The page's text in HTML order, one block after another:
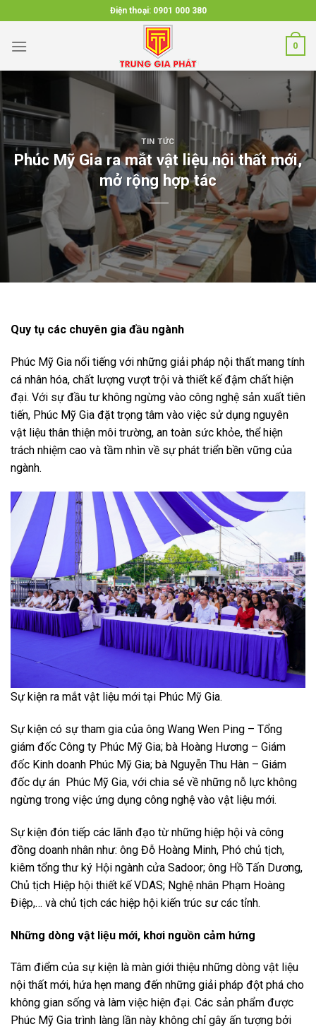
to
content
Điện thoại: 0901 000 380
0
TIN TỨC
Phúc Mỹ Gia ra mắt vật liệu nội thất mới,
mở rộng hợp tác
Quy tụ các chuyên gia đầu ngành
Phúc Mỹ Gia nổi tiếng với những giải pháp nội thất mang tính
cá nhân hóa, chất lượng vượt trội và thiết kế đậm chất hiện
đại. Với sự đầu tư không ngừng vào công nghệ sản xuất tiên
tiến, Phúc Mỹ Gia đặt trọng tâm vào việc sử dụng nguyên
vật liệu thân thiện môi trường, an toàn sức khỏe, thể hiện
trách nhiệm cao và tầm nhìn về sự phát triển bền vững của
ngành.
Sự kiện ra mắt vật liệu mới tại Phúc Mỹ Gia.
Sự kiện có sự tham gia của ông Wang Wen Ping – Tổng
giám đốc Công ty Phúc Mỹ Gia; bà Hoàng Hương – Giám
đốc Kinh doanh Phúc Mỹ Gia; bà Nguyễn Thu Hàn – Giám
đốc dự án Phúc Mỹ Gia, với chia sẻ về những nỗ lực không
ngừng trong việc ứng dụng công nghệ vào vật liệu mới.
Sự kiện đón tiếp các lãnh đạo từ những hiệp hội và công
đồng doanh nhân như: ông Đỗ Hoàng Minh, Phó chủ tịch,
kiêm tổng thư ký Hội ngành cửa Sadoor; ông Hồ Tấn Dương,
Chủ tịch Hiệp hội thiết kế VDAS; Nghệ nhân Phạm Hoàng
Điệp,… và chủ tịch các hiệp hội kiến trúc sư các tỉnh.
Những dòng vật liệu mới, khơi nguồn cảm hứng
Tâm điểm của sự kiện là màn giới thiệu những dòng vật liệu
nội thất mới, hứa hẹn mang đến những giải pháp đột phá cho
không gian sống và làm việc hiện đại. Các sản phẩm được
Phúc Mỹ Gia trình làng lần này không chỉ gây ấn tượng bởi